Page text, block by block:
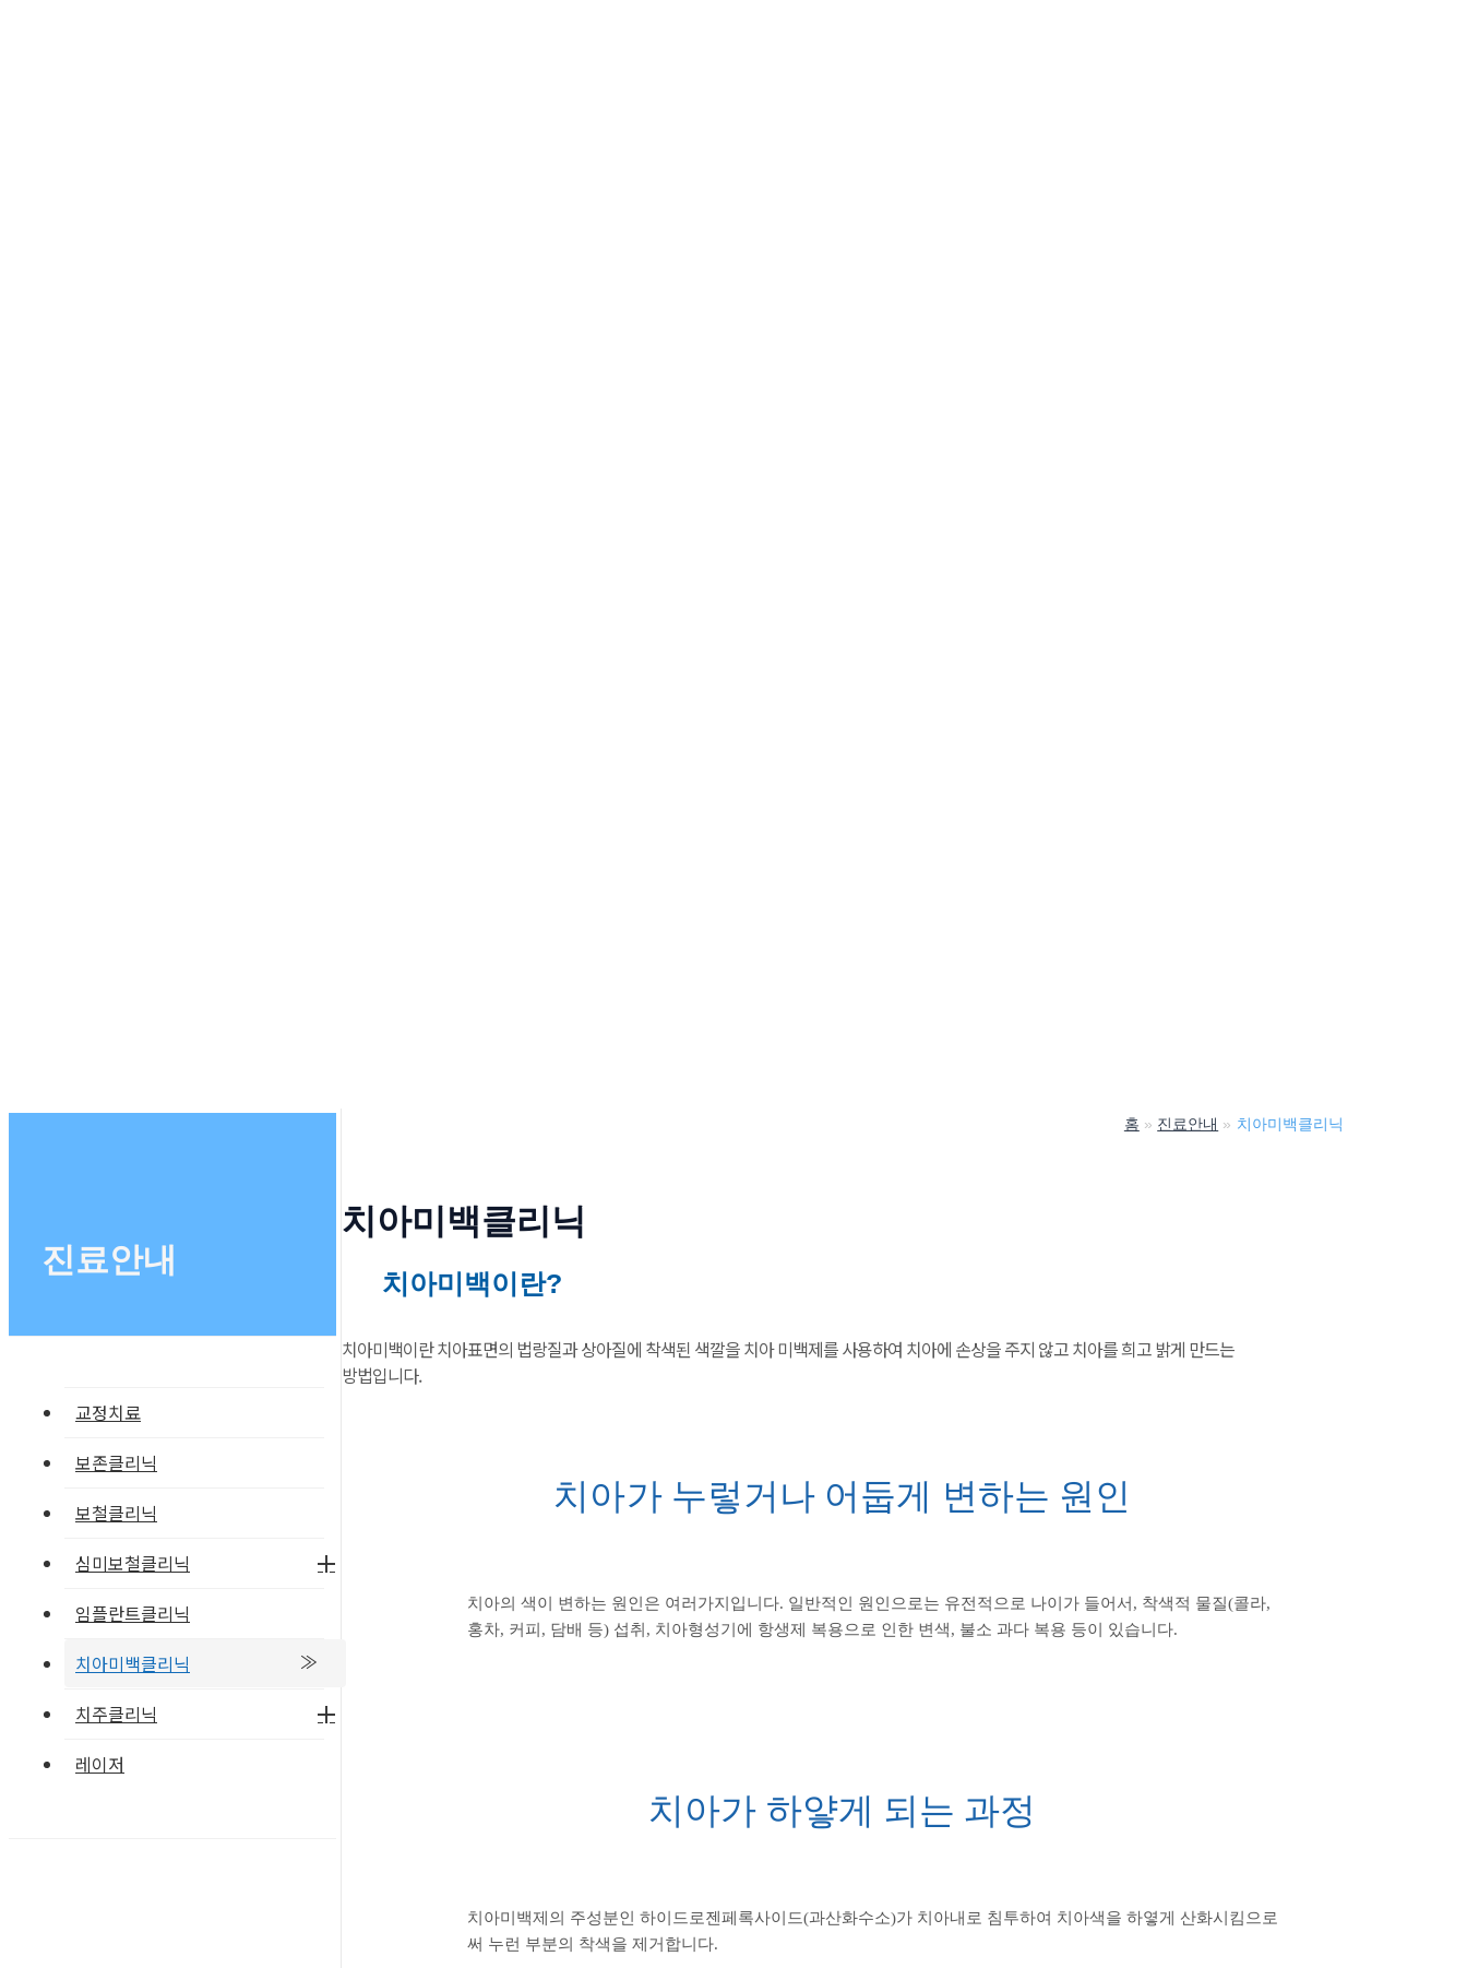
진료안내
교정치료
보존클리닉
보철클리닉
심미보철클리닉
임플란트클리닉
치아미백클리닉
치주클리닉
레이저
홈 진료안내 치아미백클리닉
치아미백클리닉
치아미백이란?
치아미백이란 치아표면의 법랑질과 상아질에 착색된 색깔을 치아 미백제를 사용하여 치아에 손상을 주지 않고 치아를 희고 밝게 만드는
방법입니다.
치아가 누렇거나 어둡게 변하는 원인
치아의 색이 변하는 원인은 여러가지입니다. 일반적인 원인으로는 유전적으로 나이가 들어서, 착색적 물질(콜라,
홍차, 커피, 담배 등) 섭취, 치아형성기에 항생제 복용으로 인한 변색, 불소 과다 복용 등이 있습니다.
치아가 하얗게 되는 과정
치아미백제의 주성분인 하이드로젠페록사이드(과산화수소)가 치아내로 침투하여 치아색을 하옇게 산화시킴으로
써 누런 부분의 착색을 제거합니다.